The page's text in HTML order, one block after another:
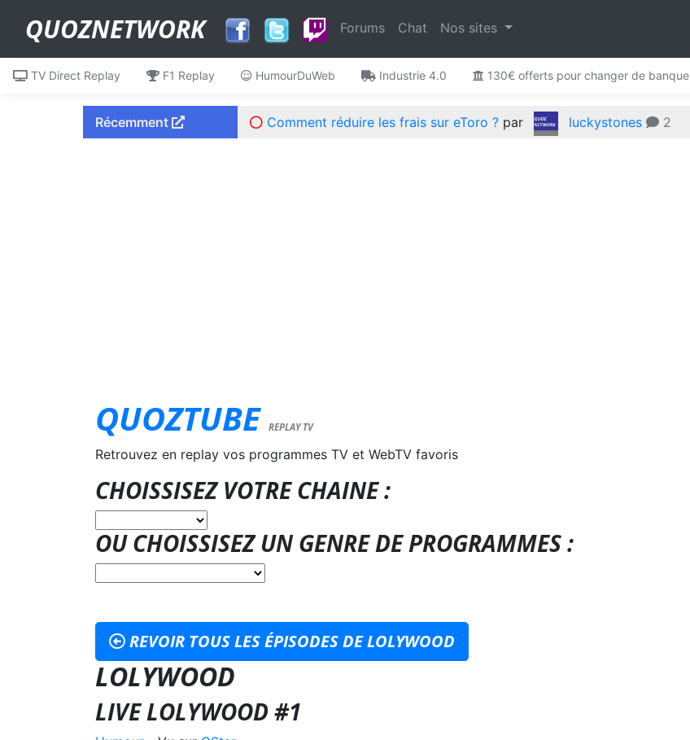
QUOZNETWORK Forums Chat Nos sites
TV Direct Replay F1 Replay HumourDuWeb Industrie 4.0 130€ offerts pour changer de banque
Récemment Comment réduire les frais sur eToro ? par luckystones 2
QUOZTUBE REPLAY TV
Retrouvez en replay vos programmes TV et WebTV favoris
CHOISSISEZ VOTRE CHAINE :
OU CHOISSISEZ UN GENRE DE PROGRAMMES :
REVOIR TOUS LES ÉPISODES DE LOLYWOOD
LOLYWOOD
LIVE LOLYWOOD #1